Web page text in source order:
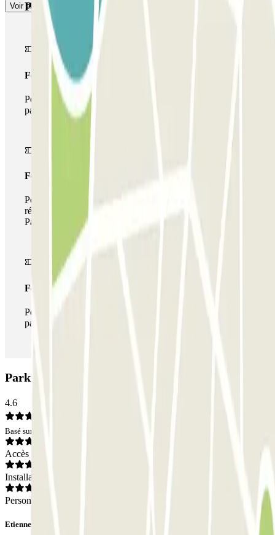
Voir plusProduits Parclick
Forfait Simple
Pendant votre séjour, vous ne pourrez entrer et sortir du
parking qu'une seule fois
Forfait de stationnement multiple
Pendant votre séjour, vous pouvez utiliser l'ensemble du
réseau de parkings de cet opérateur disponible sur
Parclick.
Forfait illimité
Pendant votre séjour, vous pouvez entrer et sortir du
parking aussi souvent que vous le souhaitez.
Parking Q-Park - Lafayette: Avis
4.6
Basé sur 6 avis
Accès
Installations
Personnel
Etienne